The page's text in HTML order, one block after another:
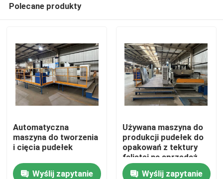
Dom
Produkty
Polecane produkty
Automatyczna
maszyna do tworzenia
i cięcia pudełek
Wyślij zapytanie
Używana maszyna do
produkcji pudełek do
opakowań z tektury
falistej na sprzedaż
Wyślij zapytanie